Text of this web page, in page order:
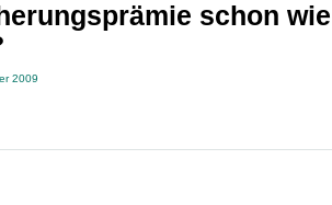
schon
2009